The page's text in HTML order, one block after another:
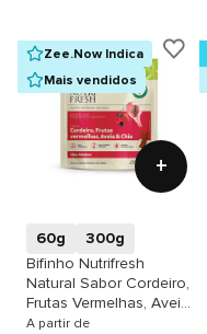
Zee.Now Indica
Mais vendidos
+
60g
300g
Bifinho Nutrifresh
Natural Sabor Cordeiro,
Frutas Vermelhas, Aveia
e Chia para Cães
A partir de